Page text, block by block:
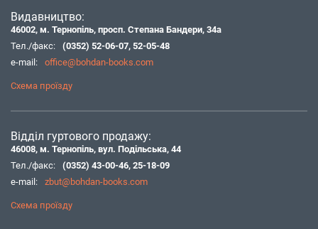
Видавництво:
46002, м. Тернопіль, просп. Степана Бандери, 34а
Тел./факс:
(0352) 52-06-07, 52-05-48
e-mail:
office@bohdan-books.com
Схема проїзду
Відділ гуртового продажу:
46008, м. Тернопіль, вул. Подільська, 44
Тел./факс:
(0352) 43-00-46, 25-18-09
e-mail:
zbut@bohdan-books.com
Схема проїзду